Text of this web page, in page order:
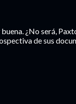
¿No será,
de sus